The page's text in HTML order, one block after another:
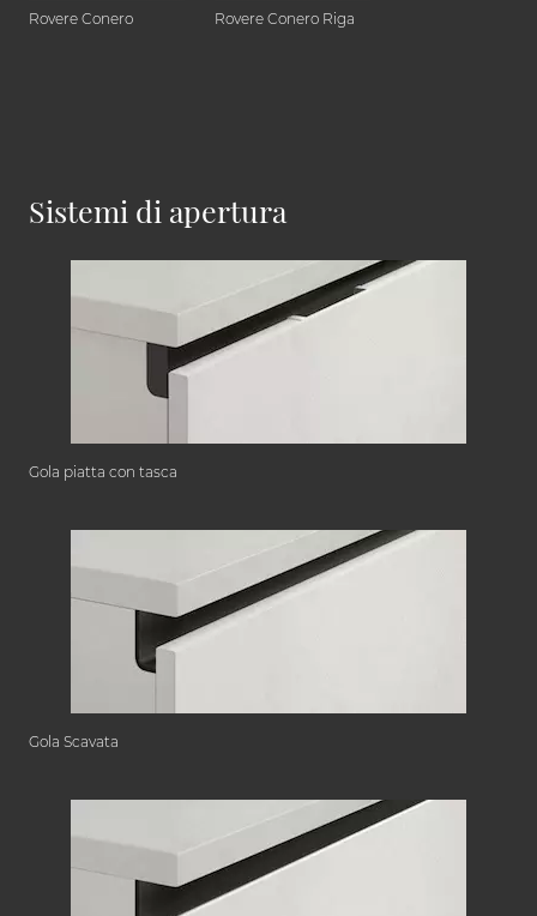
Rovere Conero Rovere Conero Riga
Sistemi di apertura
Gola piatta con tasca
Gola Scavata